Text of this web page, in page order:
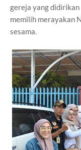
gereja yang
memilih merayakan
sesama.